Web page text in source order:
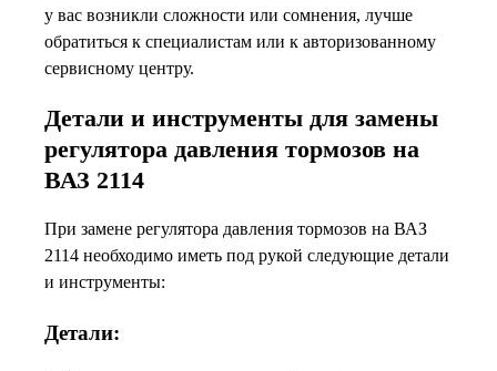
у вас возникли сложности или сомнения, лучше
обратиться к специалистам или к авторизованному
сервисному центру.
Детали и инструменты для замены
регулятора давления тормозов на
ВАЗ 2114
При замене регулятора давления тормозов на ВАЗ
2114 необходимо иметь под рукой следующие детали
и инструменты:
Детали: